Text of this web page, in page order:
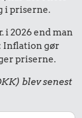
i priserne.
i 2026 end man
Inflation gør
priserne.
blev senest